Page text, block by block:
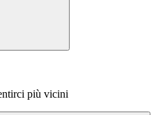
più vicini